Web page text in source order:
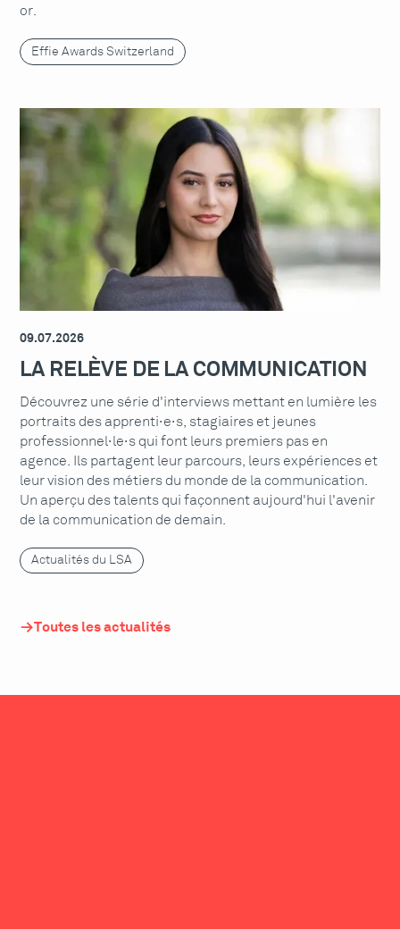
or.
Effie Awards Switzerland
09.07.2026
LA RELÈVE DE LA COMMUNICATION
Découvrez une série d'interviews mettant en lumière les
portraits des apprenti·e·s, stagiaires et jeunes
professionnel·le·s qui font leurs premiers pas en
agence. Ils partagent leur parcours, leurs expériences et
leur vision des métiers du monde de la communication.
Un aperçu des talents qui façonnent aujourd'hui l'avenir
de la communication de demain.
Actualités du LSA
Toutes les actualités